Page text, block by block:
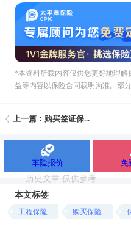
*本资料所载內容仅供您更好地理解
益等内容以保险合同载明为准。部
上一篇：购买签证保...
车险报价 免
本文标签
工程保险 购买保险